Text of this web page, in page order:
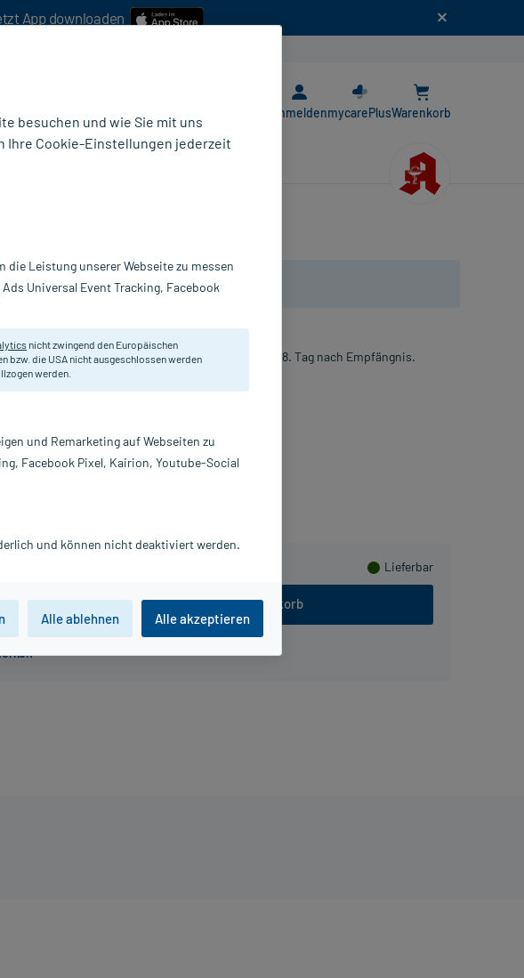
App downloaden
AnmeldenmycarePlusWarenkorb
Lieferbar
In den Warenkorb
Nachweis einer Schwangerschaft schon ab dem 8. Tag nach Empfängnis.
Test
dr.bosshammer Pharma GmbH
besuchen und wie Sie mit uns
Ihre Cookie-Einstellungen jederzeit
die Leistung unserer Webseite zu messen
Universal Event Tracking, Facebook
nicht zwingend den Europäischen
bzw. die USA nicht ausgeschlossen werden
werden.
und Remarketing auf Webseiten zu
Facebook Pixel, Kairion, Youtube-Social
und können nicht deaktiviert werden.
Alle ablehnen Alle akzeptieren